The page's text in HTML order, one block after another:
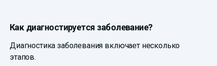
Как диагностируется заболевание?
Диагностика заболевания включает несколько
этапов.